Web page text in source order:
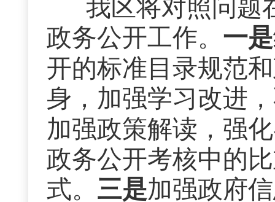
我区将对照问题
政务公开工作。 一是
开的标准目录规范
身，加强学习改进
加强政策解读，强
政务公开考核中的
式。 三是加强政府